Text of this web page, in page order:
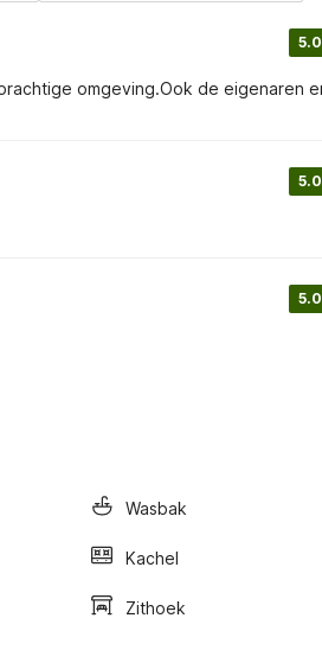
5.0
5.0
5.0
Wasbak
Kachel
Zithoek